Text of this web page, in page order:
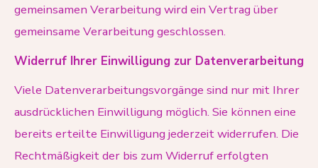
gemeinsamen Verarbeitung wird ein Vertrag über
gemeinsame Verarbeitung geschlossen.
Widerruf Ihrer Einwilligung zur Datenverarbeitung
Viele Datenverarbeitungsvorgänge sind nur mit Ihrer
ausdrücklichen Einwilligung möglich. Sie können eine
bereits erteilte Einwilligung jederzeit widerrufen. Die
Rechtmäßigkeit der bis zum Widerruf erfolgten